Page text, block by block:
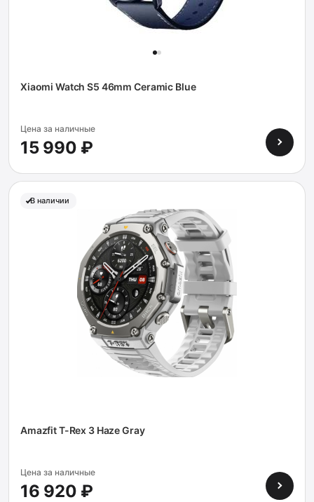
Xiaomi Watch S5 46mm Ceramic Blue
Цена за наличные
15 990 ₽
В наличии
Amazfit T-Rex 3 Haze Gray
Цена за наличные
16 920 ₽